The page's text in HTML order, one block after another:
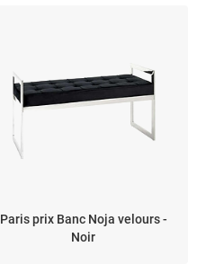
Paris prix Banc Noja velours -
Noir